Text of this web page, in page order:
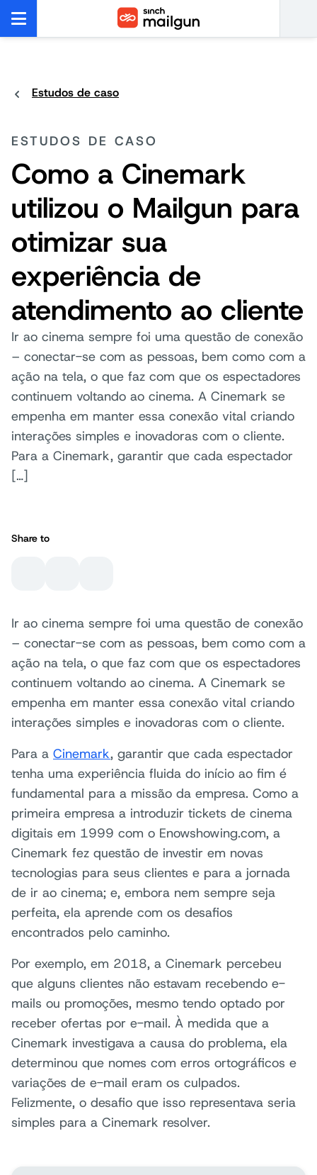
Estudos de caso
ESTUDOS DE CASO
Como a Cinemark
utilizou o Mailgun para
otimizar sua
experiência de
atendimento ao cliente
Ir ao cinema sempre foi uma questão de conexão
– conectar-se com as pessoas, bem como com a
ação na tela, o que faz com que os espectadores
continuem voltando ao cinema. A Cinemark se
empenha em manter essa conexão vital criando
interações simples e inovadoras com o cliente.
Para a Cinemark, garantir que cada espectador
[…]
Share to
Ir ao cinema sempre foi uma questão de conexão
– conectar-se com as pessoas, bem como com a
ação na tela, o que faz com que os espectadores
continuem voltando ao cinema. A Cinemark se
empenha em manter essa conexão vital criando
interações simples e inovadoras com o cliente.
Para a Cinemark, garantir que cada espectador
tenha uma experiência fluida do início ao fim é
fundamental para a missão da empresa. Como a
primeira empresa a introduzir tickets de cinema
digitais em 1999 com o Enowshowing.com, a
Cinemark fez questão de investir em novas
tecnologias para seus clientes e para a jornada
de ir ao cinema; e, embora nem sempre seja
perfeita, ela aprende com os desafios
encontrados pelo caminho.
Por exemplo, em 2018, a Cinemark percebeu
que alguns clientes não estavam recebendo e-
mails ou promoções, mesmo tendo optado por
receber ofertas por e-mail. À medida que a
Cinemark investigava a causa do problema, ela
determinou que nomes com erros ortográficos e
variações de e-mail eram os culpados.
Felizmente, o desafio que isso representava seria
simples para a Cinemark resolver.